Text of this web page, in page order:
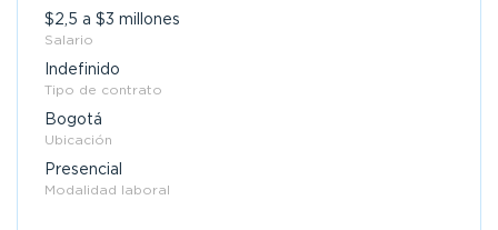
$2,5 a $3 millones
Salario
Indefinido
Tipo de contrato
Bogotá
Ubicación
Presencial
Modalidad laboral